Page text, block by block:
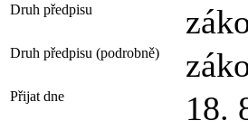
Druh předpisu
Druh předpisu (podrobně)
Přijat dne 18.